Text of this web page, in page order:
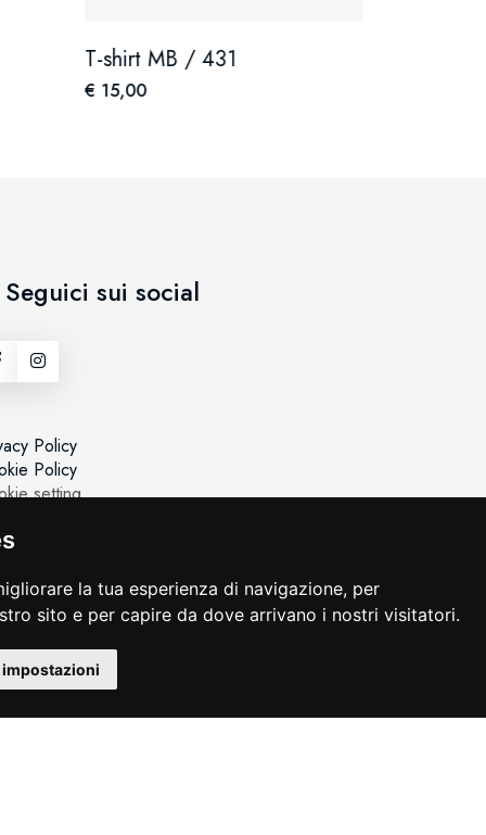
la tua esperienza di navigazione, per
sito e per capire da dove arrivano i nostri visitatori.
impostazioni
T-shirt MB / 431
€ 15,00
Seguici sui social
Policy
Policy
setting